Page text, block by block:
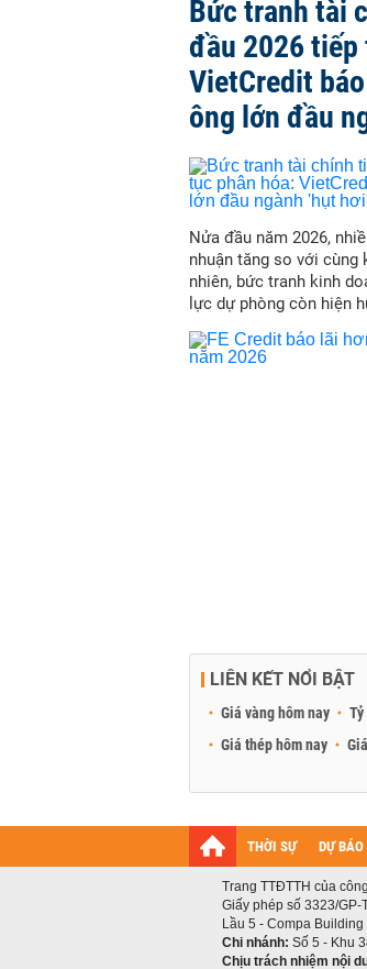
Bức tranh tài
đầu 2026 tiếp
VietCredit
ông lớn đầu
Nửa đầu năm 2026,
nhuận tăng so với cùng
nhiên, bức tranh kinh
lực dự phòng còn hiện
LIÊN KẾT NỔI BẬT
Giá vàng hôm nay
Giá thép hôm nay
THỜI SỰ DỰ BÁO
Trang TTĐTTH của
Giấy phép số 3323/GP-
Lầu 5 - Compa
Chi nhánh: Số 5 - Khu
Chịu trách nhiệm nội